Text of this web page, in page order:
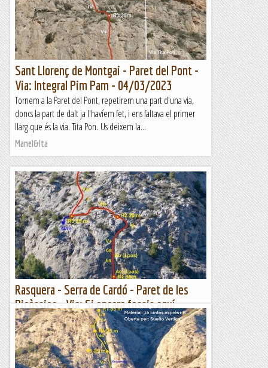
Sant Llorenç de Montgai - Paret del Pont -
Via: Integral Pim Pam - 04/03/2023
Tornem a la Paret del Pont, repetirem una part d'una via,
doncs la part de dalt ja l'havíem fet, i ens faltava el primer
llarg que és la via. Tita Pon. Us deixem la...
Manel&Ita
Rasquera - Serra de Cardó - Paret de les
Picòssies - Via: Si encara fossis aquí
(Chiky)
Tornem a baixar a Rasquera, el bon record de la via: Fava al
Rei, ens motiva a tornar-hi. Aquest cop ens acompanyen en
Ferran i l'Arseni. Anirem a vies diferents....